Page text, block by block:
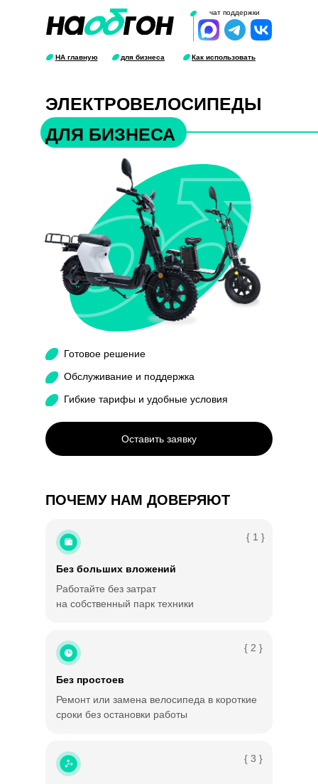
Как использовать
НА главную для бизнеса
чат поддержки
ЭЛЕКТРОВЕЛОСИПЕДЫ
ДЛЯ БИЗНЕСА
Гибкие тарифы и удобные условия
Обслуживание и поддержка
Готовое решение
Оставить заявку
ПОЧЕМУ НАМ ДОВЕРЯЮТ
{ 1 }
Без больших вложений
Работайте без затрат
на собственный парк техники
{ 2 }
Без простоев
Ремонт или замена велосипеда в короткие
сроки без остановки работы
{ 3 }